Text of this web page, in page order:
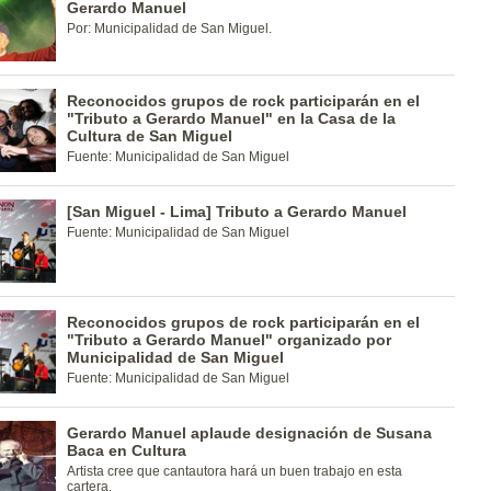
Gerardo Manuel
Por: Municipalidad de San Miguel.
Reconocidos grupos de rock participarán en el
"Tributo a Gerardo Manuel" en la Casa de la
Cultura de San Miguel
Fuente: Municipalidad de San Miguel
[San Miguel - Lima] Tributo a Gerardo Manuel
Fuente: Municipalidad de San Miguel
Reconocidos grupos de rock participarán en el
"Tributo a Gerardo Manuel" organizado por
Municipalidad de San Miguel
Fuente: Municipalidad de San Miguel
Gerardo Manuel aplaude designación de Susana
Baca en Cultura
Artista cree que cantautora hará un buen trabajo en esta
cartera.